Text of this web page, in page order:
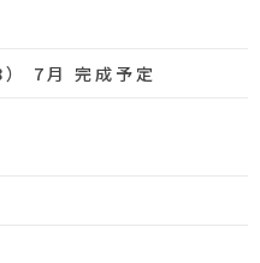
7月 完成予定